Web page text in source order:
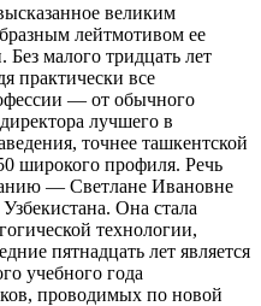
великим
лейтмотивом ее
Без малого тридцать лет
практически все
— от обычного
лучшего в
точнее ташкентской
широкого профиля. Речь
— Светлане Ивановне
Она стала
технологии,
пятнадцать лет является
учебного года
проводимых по новой